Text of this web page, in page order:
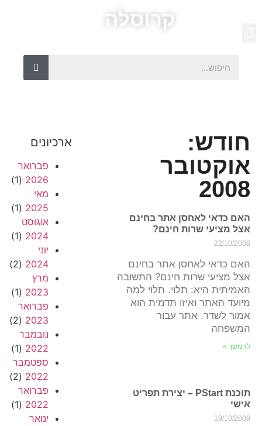
קרוסלה
חודש:
אוקטובר
2008
האם כדאי לאחסן אתר בחינם
אצל מציעי שרות חינם?
22/10/2008
האם כדאי לאחסן אתר בחינם
אצל מציעי שרות חינם? התשובה
האמיתית היא: תלוי. תלוי למה
מיועד האתר ואיזו תדמית הוא
אמור לשדר. אתר עבור
המשפחה
להמשך »
תוכנת PStart – יצירת תפריט
אישי
19/10/2008
ארכיונים
פברואר
2026
(1)
מאי
2025
(1)
אוגוסט
2024
(1)
יוני
2024
(2)
מרץ
2023
(1)
פברואר
2023
(2)
נובמבר
2022
(1)
ספטמבר
2022
(2)
פברואר
2022
(1)
ינואר